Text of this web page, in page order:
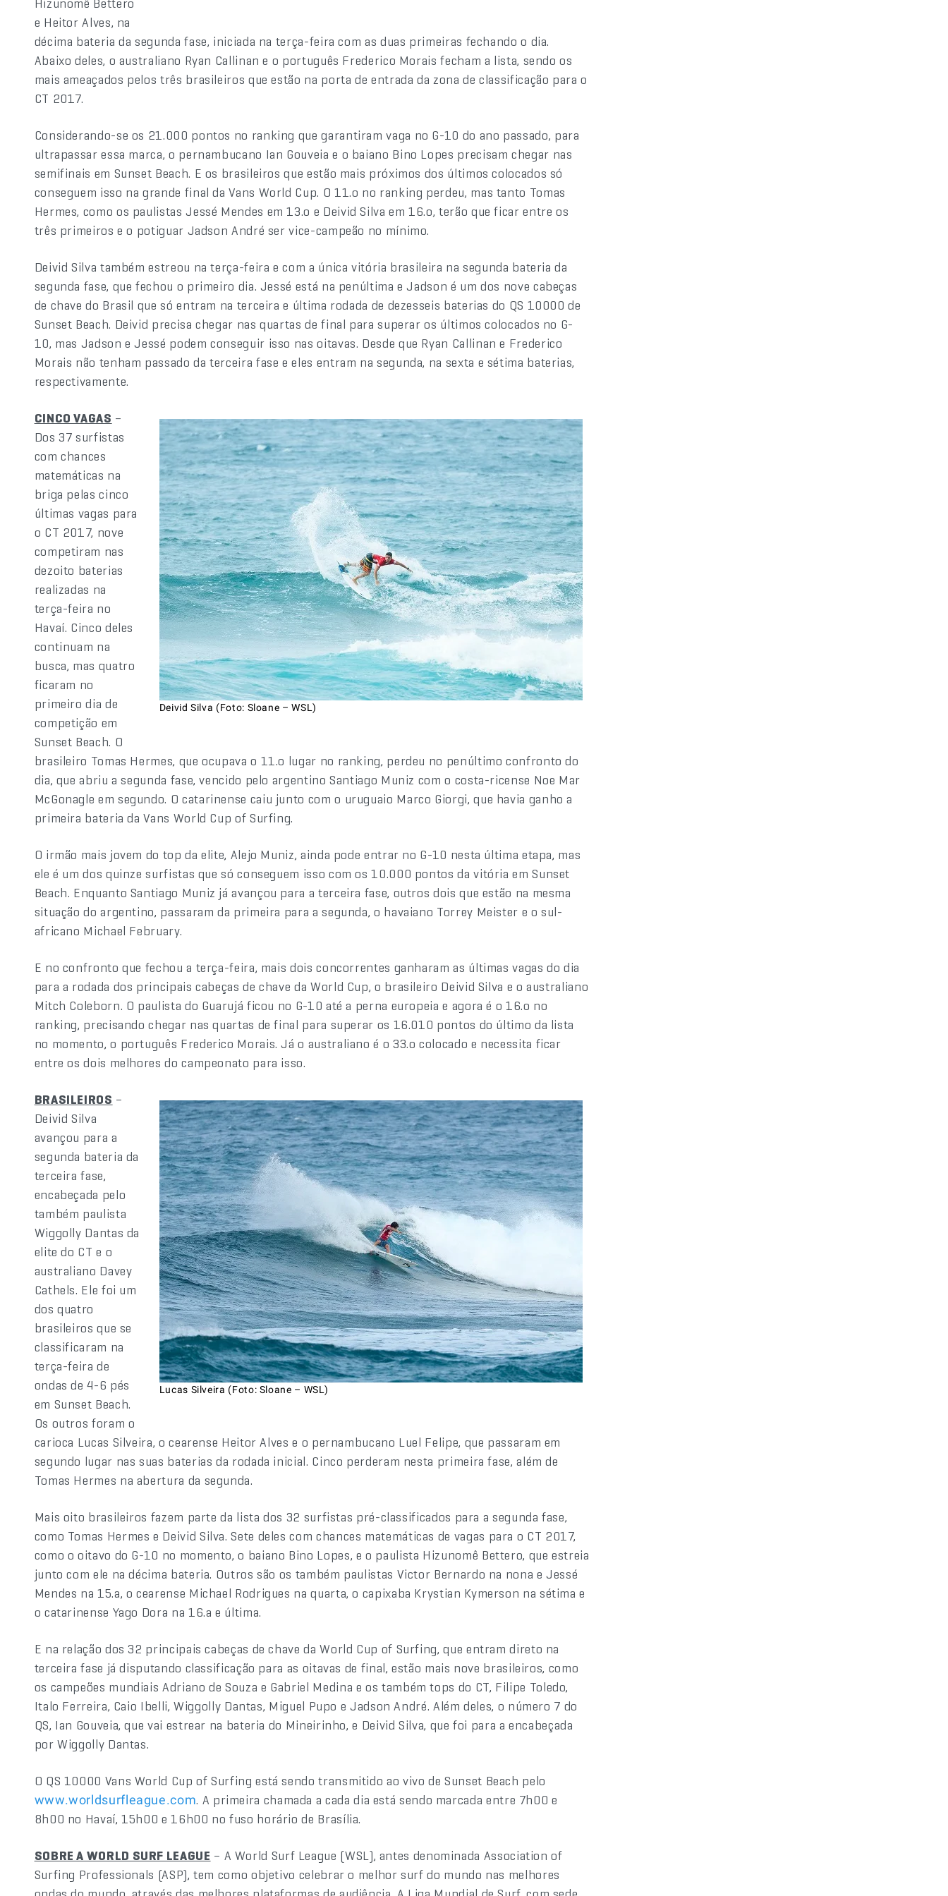
e Heitor Alves, na
décima bateria da segunda fase, iniciada na terça-feira com as duas primeiras fechando o dia.
Abaixo deles, o australiano Ryan Callinan e o português Frederico Morais fecham a lista, sendo os
mais ameaçados pelos três brasileiros que estão na porta de entrada da zona de classificação para o
CT 2017.
Considerando-se os 21.000 pontos no ranking que garantiram vaga no G-10 do ano passado, para
ultrapassar essa marca, o pernambucano Ian Gouveia e o baiano Bino Lopes precisam chegar nas
semifinais em Sunset Beach. E os brasileiros que estão mais próximos dos últimos colocados só
conseguem isso na grande final da Vans World Cup. O 11.o no ranking perdeu, mas tanto Tomas
Hermes, como os paulistas Jessé Mendes em 13.o e Deivid Silva em 16.o, terão que ficar entre os
três primeiros e o potiguar Jadson André ser vice-campeão no mínimo.
Deivid Silva também estreou na terça-feira e com a única vitória brasileira na segunda bateria da
segunda fase, que fechou o primeiro dia. Jessé está na penúltima e Jadson é um dos nove cabeças
de chave do Brasil que só entram na terceira e última rodada de dezesseis baterias do QS 10000 de
Sunset Beach. Deivid precisa chegar nas quartas de final para superar os últimos colocados no G-
10, mas Jadson e Jessé podem conseguir isso nas oitavas. Desde que Ryan Callinan e Frederico
Morais não tenham passado da terceira fase e eles entram na segunda, na sexta e sétima baterias,
respectivamente.
Deivid Silva (Foto: Sloane – WSL)
CINCO VAGAS –
Dos 37 surfistas
com chances
matemáticas na
briga pelas cinco
últimas vagas para
o CT 2017, nove
competiram nas
dezoito baterias
realizadas na
terça-feira no
Havaí. Cinco deles
continuam na
busca, mas quatro
ficaram no
primeiro dia de
competição em
Sunset Beach. O
brasileiro Tomas Hermes, que ocupava o 11.o lugar no ranking, perdeu no penúltimo confronto do
dia, que abriu a segunda fase, vencido pelo argentino Santiago Muniz com o costa-ricense Noe Mar
McGonagle em segundo. O catarinense caiu junto com o uruguaio Marco Giorgi, que havia ganho a
primeira bateria da Vans World Cup of Surfing.
O irmão mais jovem do top da elite, Alejo Muniz, ainda pode entrar no G-10 nesta última etapa, mas
ele é um dos quinze surfistas que só conseguem isso com os 10.000 pontos da vitória em Sunset
Beach. Enquanto Santiago Muniz já avançou para a terceira fase, outros dois que estão na mesma
situação do argentino, passaram da primeira para a segunda, o havaiano Torrey Meister e o sul-
africano Michael February.
E no confronto que fechou a terça-feira, mais dois concorrentes ganharam as últimas vagas do dia
para a rodada dos principais cabeças de chave da World Cup, o brasileiro Deivid Silva e o australiano
Mitch Coleborn. O paulista do Guarujá ficou no G-10 até a perna europeia e agora é o 16.o no
ranking, precisando chegar nas quartas de final para superar os 16.010 pontos do último da lista
no momento, o português Frederico Morais. Já o australiano é o 33.o colocado e necessita ficar
entre os dois melhores do campeonato para isso.
Lucas Silveira (Foto: Sloane – WSL)
BRASILEIROS –
Deivid Silva
avançou para a
segunda bateria da
terceira fase,
encabeçada pelo
também paulista
Wiggolly Dantas da
elite do CT e o
australiano Davey
Cathels. Ele foi um
dos quatro
brasileiros que se
classificaram na
terça-feira de
ondas de 4-6 pés
em Sunset Beach.
Os outros foram o
carioca Lucas Silveira, o cearense Heitor Alves e o pernambucano Luel Felipe, que passaram em
segundo lugar nas suas baterias da rodada inicial. Cinco perderam nesta primeira fase, além de
Tomas Hermes na abertura da segunda.
Mais oito brasileiros fazem parte da lista dos 32 surfistas pré-classificados para a segunda fase,
como Tomas Hermes e Deivid Silva. Sete deles com chances matemáticas de vagas para o CT 2017,
como o oitavo do G-10 no momento, o baiano Bino Lopes, e o paulista Hizunomê Bettero, que estreia
junto com ele na décima bateria. Outros são os também paulistas Victor Bernardo na nona e Jessé
Mendes na 15.a, o cearense Michael Rodrigues na quarta, o capixaba Krystian Kymerson na sétima e
o catarinense Yago Dora na 16.a e última.
E na relação dos 32 principais cabeças de chave da World Cup of Surfing, que entram direto na
terceira fase já disputando classificação para as oitavas de final, estão mais nove brasileiros, como
os campeões mundiais Adriano de Souza e Gabriel Medina e os também tops do CT, Filipe Toledo,
Italo Ferreira, Caio Ibelli, Wiggolly Dantas, Miguel Pupo e Jadson André. Além deles, o número 7 do
QS, Ian Gouveia, que vai estrear na bateria do Mineirinho, e Deivid Silva, que foi para a encabeçada
por Wiggolly Dantas.
O QS 10000 Vans World Cup of Surfing está sendo transmitido ao vivo de Sunset Beach pelo
www.worldsurfleague.com. A primeira chamada a cada dia está sendo marcada entre 7h00 e
8h00 no Havaí, 15h00 e 16h00 no fuso horário de Brasília.
SOBRE A WORLD SURF LEAGUE – A World Surf League (WSL), antes denominada Association of
Surfing Professionals (ASP), tem como objetivo celebrar o melhor surf do mundo nas melhores